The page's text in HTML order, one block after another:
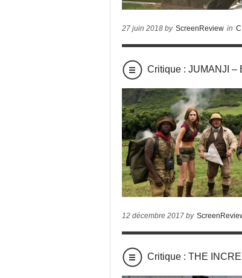
27 juin 2018 by ScreenReview in
Critique : JUMANJI –
12 décembre 2017 by
Critique : THE